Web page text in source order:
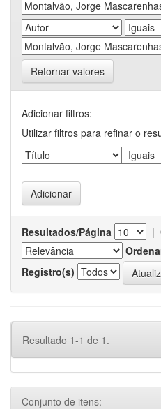
Retornar valores
Adicionar filtros:
Utilizar filtros para refinar o
Resultados/Página |
Registro(s)
Resultado 1-1 de 1.
Conjunto de itens: